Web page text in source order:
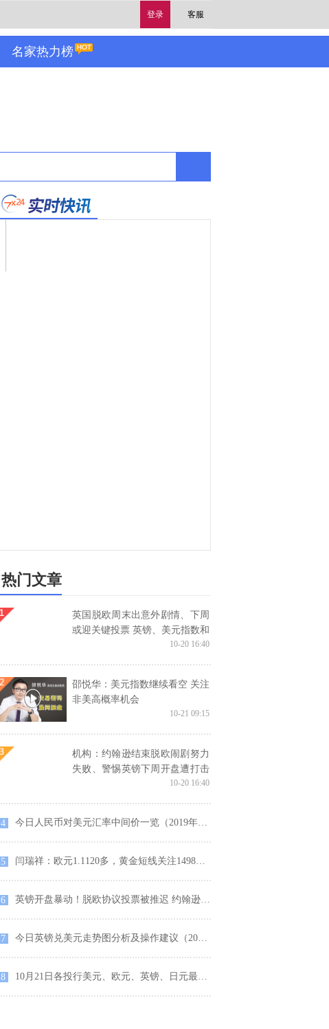
登录 客服
名家热力榜
热门文章
英国脱欧周末出意外剧情、下周
或迎关键投票 英镑、美元指数和
10-20 16:40
邵悦华：美元指数继续看空 关注
非美高概率机会
10-21 09:15
机构：约翰逊结束脱欧闹剧努力
失败、警惕英镑下周开盘遭打击
10-20 16:40
4 今日人民币对美元汇率中间价一览（2019年10月21日）
5 闫瑞祥：欧元1.1120多，黄金短线关注1498分水岭得失
6 英镑开盘暴动！脱欧协议投票被推迟 约翰逊还有机会？欧元、英镑、日元、澳元走势分析
7 今日英镑兑美元走势图分析及操作建议（2019年10月21日）
8 10月21日各投行美元、欧元、英镑、日元最新交易策略汇总